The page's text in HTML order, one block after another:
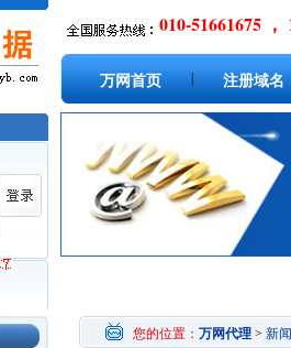
010-51661675 ，
万网首页 注册域名
您的位置： 万网代理 > 新